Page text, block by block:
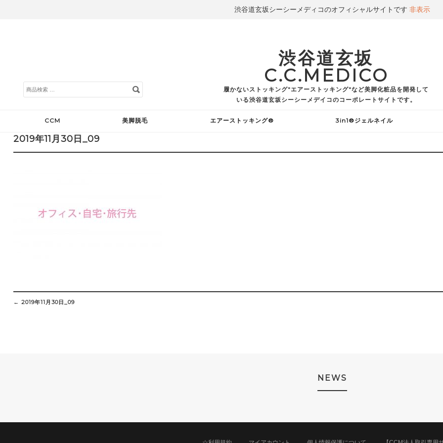
検
索
渋谷道玄坂
C.C.MEDICO
履かないストッキング"エアーストッキング"など美脚化粧品を開発して
いる渋谷道玄坂シーシーメデイコのコーポレートサイトです。
CCM 美脚脱毛 エアーストッキング® 3in1®ジェルネイル
2019年11月30日_09
Post
navigation
← 2019年11月30日_09
NEWS
渋谷道玄坂シーシーメディコのオフィシャルサイトです 非表示